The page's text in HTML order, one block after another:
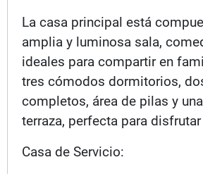
La casa principal está
amplia y luminosa sala,
ideales para compartir en
tres cómodos dormitorios,
completos, área de pilas y
terraza, perfecta para
Casa de Servicio: